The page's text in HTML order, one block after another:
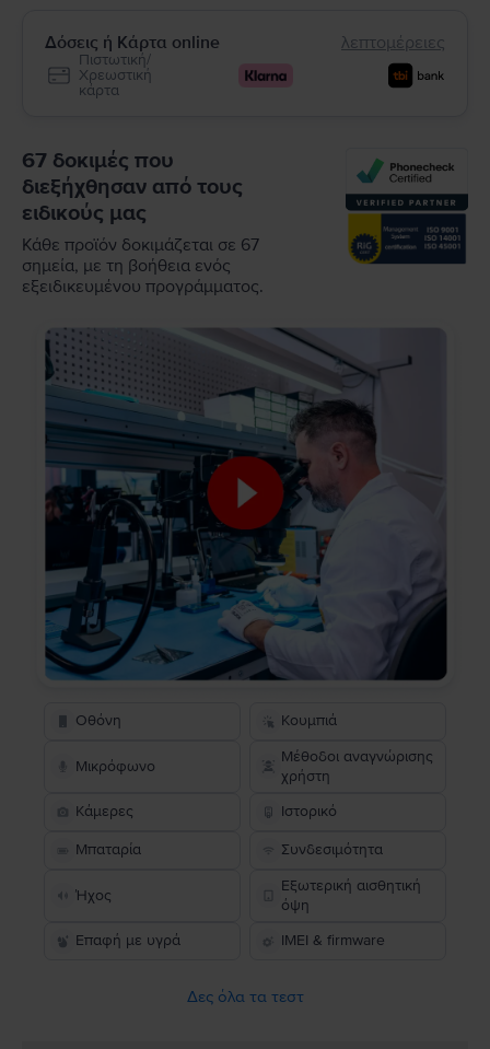
Δόσεις ή Κάρτα online λεπτομέρειες
Πιστωτική/
Χρεωστική
κάρτα
67 δοκιμές που
διεξήχθησαν από τους
ειδικούς μας
Κάθε προϊόν δοκιμάζεται σε 67
σημεία, με τη βοήθεια ενός
εξειδικευμένου προγράμματος.
Οθόνη Κουμπιά
Μικρόφωνο
Μέθοδοι αναγνώρισης
χρήστη
Κάμερες
Ιστορικό
Μπαταρία Συνδεσιμότητα
Ήχος
Εξωτερική αισθητική
όψη
Επαφή με υγρά
IMEI & firmware
Δες όλα τα τεστ